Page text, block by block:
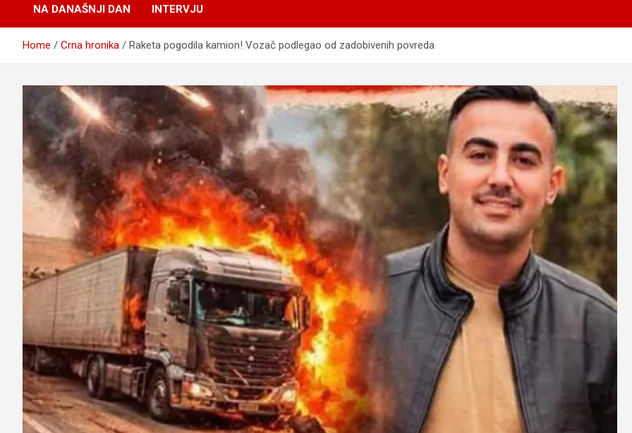
NA DANAŠNJI DAN INTERVJU
Home Crna hronika Raketa pogodila kamion! Vozač podlegao od zadobivenih povreda